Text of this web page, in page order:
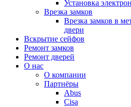
Установка
Врезка замков
Врезка замков в
двери
Вскрытие сейфов
Ремонт замков
Ремонт дверей
О нас
О компании
Партнёры
Abus
Cisa